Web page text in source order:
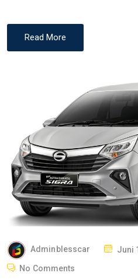
Read More
Adminblesscar Juni
No Comments